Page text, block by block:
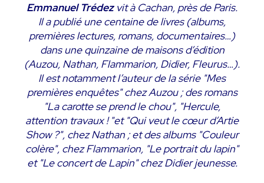
Emmanuel Trédezvit à Cachan, près de Paris.
Il a publié une centaine de livres (albums,
premières lectures, romans, documentaires…)
dans une quinzaine de maisons d’édition
(Auzou, Nathan, Flammarion, Didier, Fleurus…).
Il est notamment l’auteur de la série "Mes
premières enquêtes" chez Auzou ; des romans
"La carotte se prend le chou", "Hercule,
attention travaux ! "et "Qui veut le cœur d’Artie
Show ?", chez Nathan ; et des albums "Couleur
colère", chez Flammarion, "Le portrait du lapin"
et "Le concert de Lapin" chez Didier jeunesse.